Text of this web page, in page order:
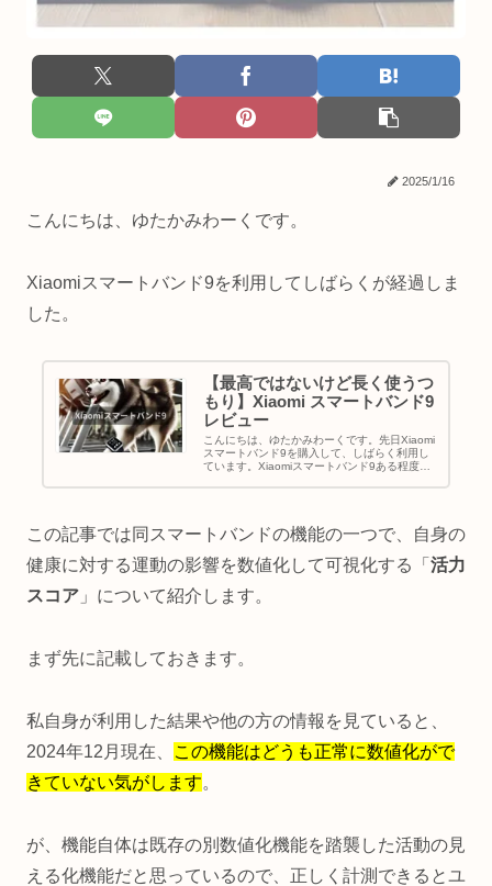
2025/1/16
こんにちは、ゆたかみわーくです。
Xiaomiスマートバンド9を利用してしばらくが経過しま
した。
【最高ではないけど長く使うつ
もり】Xiaomi スマートバンド9
レビュー
こんにちは、ゆたかみわーくです。先日Xiaomi
スマートバンド9を購入して、しばらく利用し
ています。Xiaomiスマートバンド9ある程度使
ーさせていただきたいと思います。現時点の私
この記事では同スマートバンドの機能の一つで、自身の
健康に対する運動の影響を数値化して可視化する「 活力
スコア 」について紹介します。
まず先に記載しておきます。
私自身が利用した結果や他の方の情報を見ていると、
2024年12月現在、
この機能はどうも正常に数値化がで
きていない気がします。
が、機能自体は既存の別数値化機能を踏襲した活動の見
える化機能だと思っているので、正しく計測できるとユ